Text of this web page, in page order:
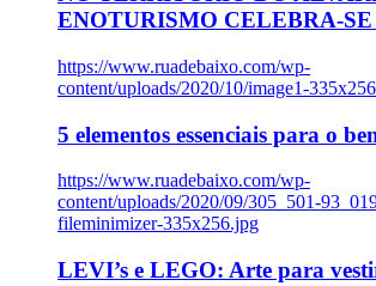
ENOTURISMO CELEBRA-
https://www.ruadebaixo.com/wp-
content/uploads/2020/10/image1-
5 elementos essenciais para o
https://www.ruadebaixo.com/wp-
content/uploads/2020/09/305_501-
fileminimizer-335x256.jpg
LEVI’s e LEGO: Arte para